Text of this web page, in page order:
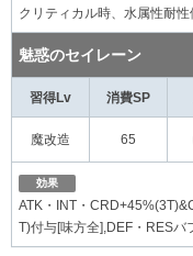
クリティカル時、水属性耐
魅惑のセイレーン
習得Lv 消費SP
魔改造 65
効果
ATK・INT・
T)付与[味方全],DEF・RESバ